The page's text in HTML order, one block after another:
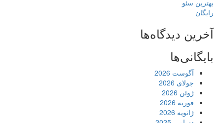
بهترین سئو
رایگان
آخرین دیدگاه‌ها
بایگانی‌ها
آگوست 2026
جولای 2026
ژوئن 2026
فوریه 2026
ژانویه 2026